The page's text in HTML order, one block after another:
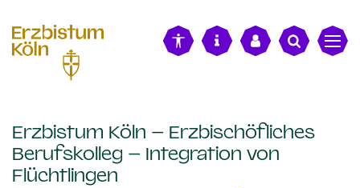
Erzbistum Köln – Erzbischöfliches
Berufskolleg – Integration von
Flüchtlingen